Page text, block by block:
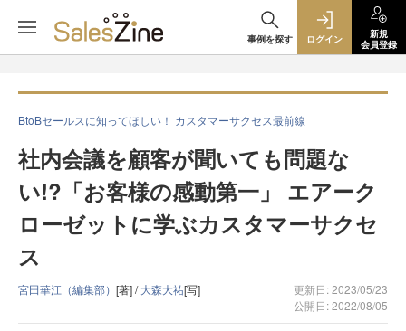
事例を探す ログイン
新規
会員登録
BtoBセールスに知ってほしい！ カスタマーサクセス最前線
社内会議を顧客が聞いても問題な
い!?「お客様の感動第一」 エアーク
ローゼットに学ぶカスタマーサクセ
ス
宮田華江（編集部） [著] /大森大祐[写]
更新日: 2023/05/23
公開日: 2022/08/05